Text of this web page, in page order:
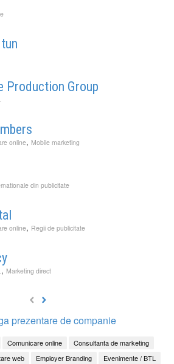
Production Group
online, Mobile marketing
din publicitate
online, Regii de publicitate
, Marketing direct
prezentare de companie
Comunicare online
Consultanta de marketing
web Employer Branding Evenimente / BTL